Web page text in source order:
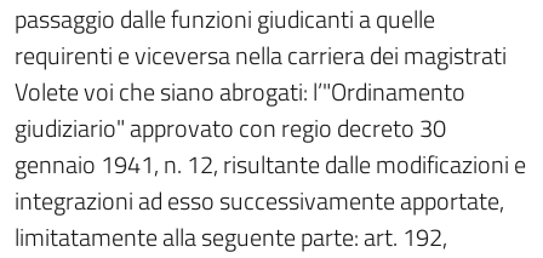
passaggio dalle funzioni giudicanti a quelle
requirenti e viceversa nella carriera dei magistrati
Volete voi che siano abrogati: l’"Ordinamento
giudiziario" approvato con regio decreto 30
gennaio 1941, n. 12, risultante dalle modificazioni e
integrazioni ad esso successivamente apportate,
limitatamente alla seguente parte: art. 192,